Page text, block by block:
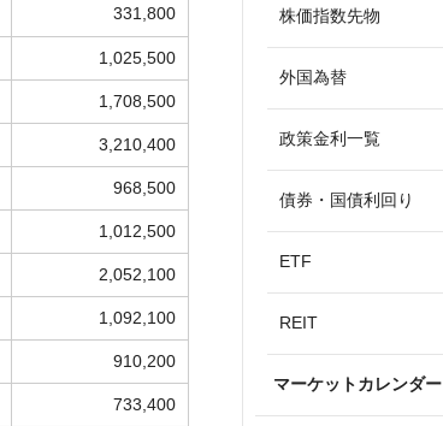
331,800
1,025,500
1,708,500
3,210,400
968,500
1,012,500
2,052,100
1,092,100
910,200
733,400
株価指数先物
外国為替
政策金利一覧
債券・国債利回り
ETF
REIT
マーケットカレンダー